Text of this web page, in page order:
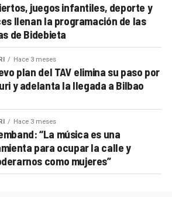
juegos infantiles, deporte y
llenan la programación de las
de Bidebieta
Hace 3 meses
plan del TAV elimina su paso por
y adelanta la llegada a Bilbao
Hace 3 meses
“La música es una
para ocupar la calle y
como mujeres”